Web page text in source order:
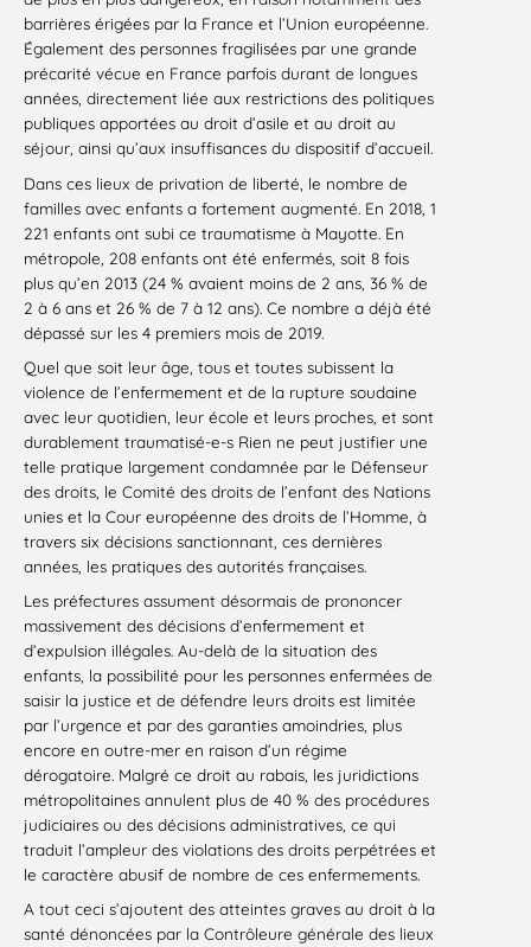
barrières érigées par la France et l’Union européenne.
Également des personnes fragilisées par une grande
précarité vécue en France parfois durant de longues
années, directement liée aux restrictions des politiques
publiques apportées au droit d’asile et au droit au
séjour, ainsi qu’aux insuffisances du dispositif d’accueil.
Dans ces lieux de privation de liberté, le nombre de
familles avec enfants a fortement augmenté. En 2018, 1
221 enfants ont subi ce traumatisme à Mayotte. En
métropole, 208 enfants ont été enfermés, soit 8 fois
plus qu’en 2013 (24 % avaient moins de 2 ans, 36 % de
2 à 6 ans et 26 % de 7 à 12 ans). Ce nombre a déjà été
dépassé sur les 4 premiers mois de 2019.
Quel que soit leur âge, tous et toutes subissent la
violence de l’enfermement et de la rupture soudaine
avec leur quotidien, leur école et leurs proches, et sont
durablement traumatisé-e-s Rien ne peut justifier une
telle pratique largement condamnée par le Défenseur
des droits, le Comité des droits de l’enfant des Nations
unies et la Cour européenne des droits de l’Homme, à
travers six décisions sanctionnant, ces dernières
années, les pratiques des autorités françaises.
Les préfectures assument désormais de prononcer
massivement des décisions d’enfermement et
d’expulsion illégales. Au-delà de la situation des
enfants, la possibilité pour les personnes enfermées de
saisir la justice et de défendre leurs droits est limitée
par l’urgence et par des garanties amoindries, plus
encore en outre-mer en raison d’un régime
dérogatoire. Malgré ce droit au rabais, les juridictions
métropolitaines annulent plus de 40 % des procédures
judiciaires ou des décisions administratives, ce qui
traduit l’ampleur des violations des droits perpétrées et
le caractère abusif de nombre de ces enfermements.
A tout ceci s’ajoutent des atteintes graves au droit à la
santé dénoncées par la Contrôleure générale des lieux